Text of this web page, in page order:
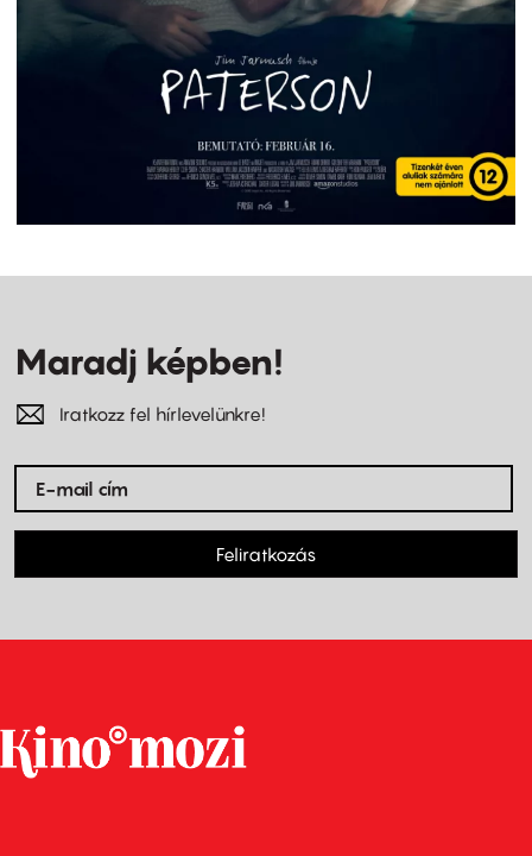
Maradj képben!
Iratkozz fel hírlevelünkre!
Feliratkozás